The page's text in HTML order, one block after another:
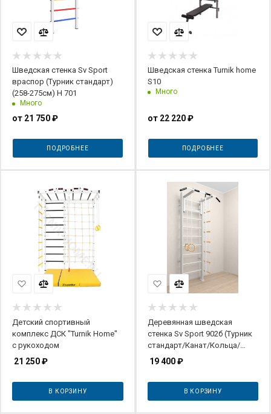
Шведская стенка Sv Sport
враспор (Турник стандарт)
(258-275см) Н 701
Много
от 21 750 ₽
ПОДРОБНЕЕ
Шведская стенка Turnik home
S10
Много
от 22 220 ₽
ПОДРОБНЕЕ
Детский спортивный
комплекс ДСК "Turnik Home"
с рукоходом
21 250₽
В КОРЗИНУ
Деревянная шведская
стенка Sv Sport 902б (Турник
стандарт/Канат/Кольца/
Лестница)
19 400₽
В КОРЗИНУ